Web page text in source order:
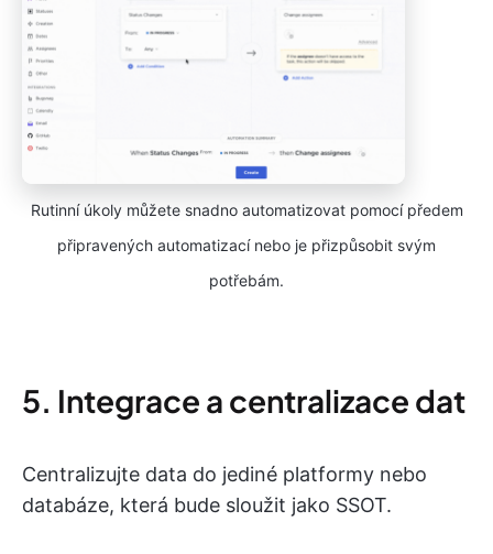
Rutinní úkoly můžete snadno automatizovat pomocí předem
připravených automatizací nebo je přizpůsobit svým
potřebám.
5. Integrace a centralizace dat
Centralizujte data do jediné platformy nebo
databáze, která bude sloužit jako SSOT.